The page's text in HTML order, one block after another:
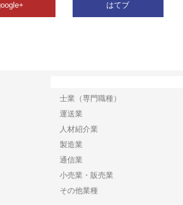
はてブ
士業（専門職種）
運送業
人材紹介業
製造業
通信業
小売業・販売業
その他業種